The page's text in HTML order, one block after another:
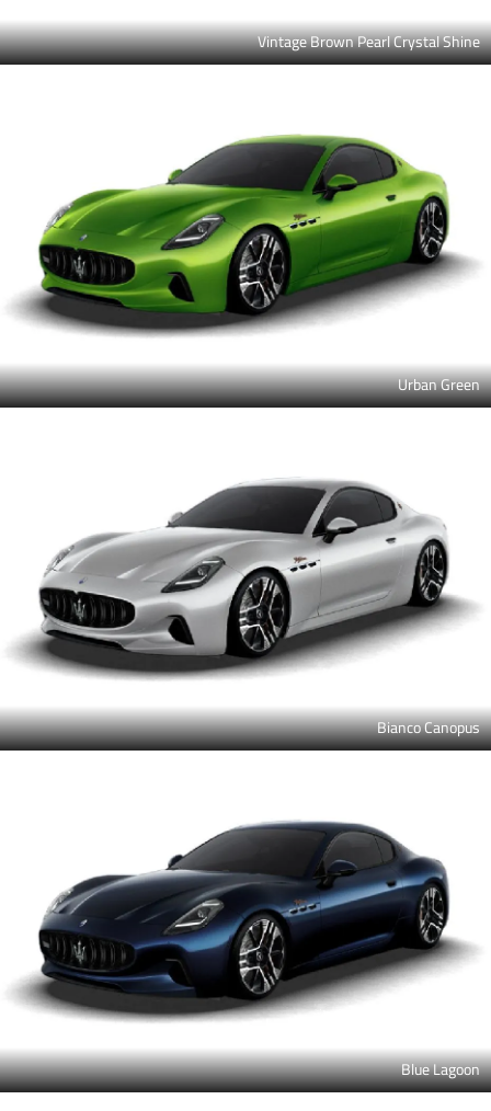
Vintage Brown Pearl Crystal Shine
Urban Green
Bianco Canopus
Blue Lagoon